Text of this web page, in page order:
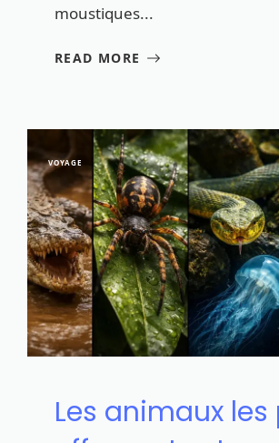
moustiques...
READ MORE
VOYAGE
Les animaux les